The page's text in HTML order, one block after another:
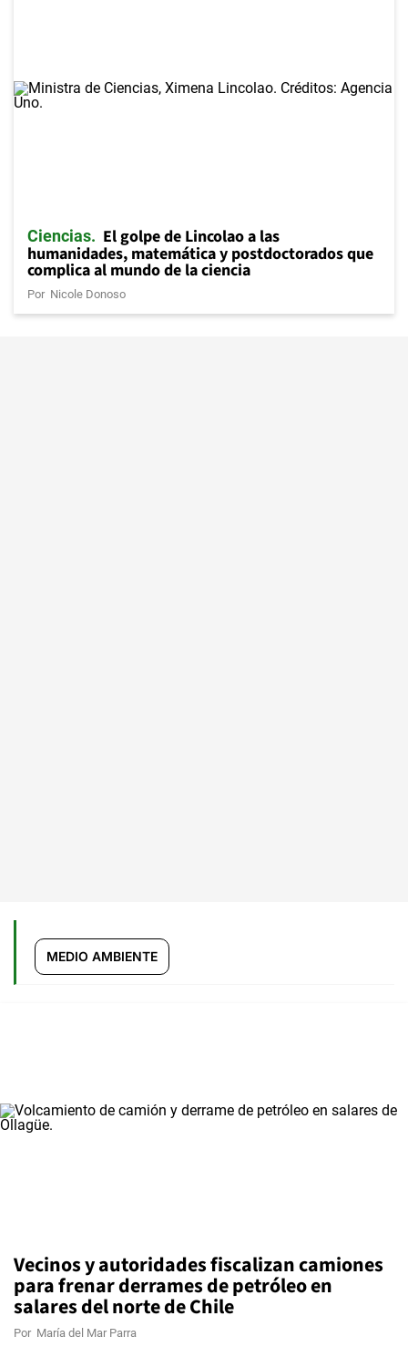
Ciencias El golpe de Lincolao a las
humanidades, matemática y postdoctorados que
complica al mundo de la ciencia
Por Nicole Donoso
MEDIO AMBIENTE
Vecinos y autoridades fiscalizan camiones
para frenar derrames de petróleo en
salares del norte de Chile
Por María del Mar Parra